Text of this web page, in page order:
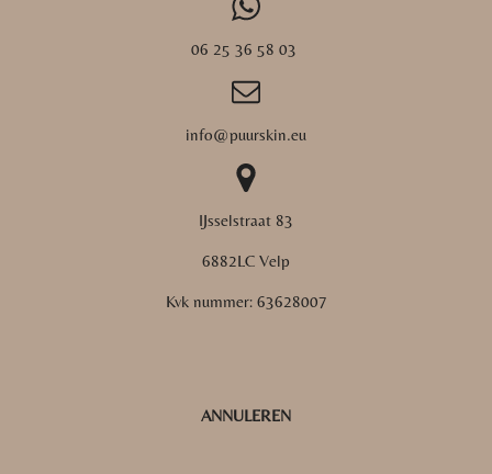
06 25 36 58 03
info@puurskin.eu
IJsselstraat 83
6882LC Velp
Kvk nummer: 63628007
ANNULEREN